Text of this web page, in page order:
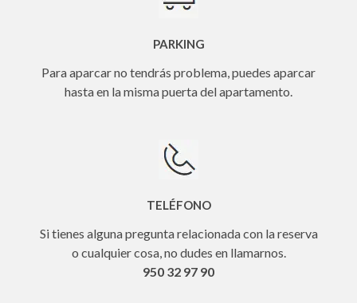
PARKING
Para aparcar no tendrás problema, puedes aparcar
hasta en la misma puerta del apartamento.
TELÉFONO
Si tienes alguna pregunta relacionada con la reserva
o cualquier cosa, no dudes en llamarnos.
950 32 97 90